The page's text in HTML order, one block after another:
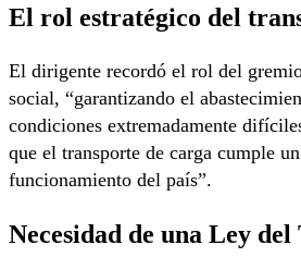
El rol estratégico del
El dirigente recordó el rol del
social, “garantizando el
condiciones extremadamente
que el transporte de carga cumple
funcionamiento del país”.
Necesidad de una Ley